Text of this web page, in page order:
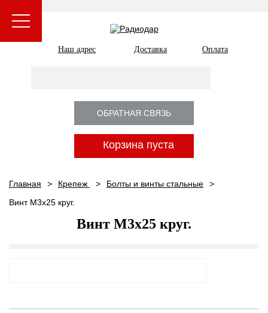
Наш адрес Доставка Оплата
ОБРАТНАЯ СВЯЗЬ
Корзина пуста
Главная Крепеж
Болты и винты стальные
Винт М3x25 круг.
Винт М3x25 круг.